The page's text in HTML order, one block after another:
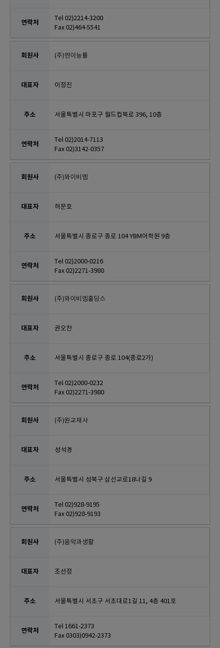
Tel 02)2214-3200
Fax 02)464-5541
(주)엔이능률
이정진
서울특별시 마포구 월드컵북로 396, 10층
Tel 02)2014-7113
Fax 02)3142-0357
(주)와이비엠
허문호
서울특별시 종로구 종로 104 YBM어학원 9층
Tel 02)2000-0216
Fax 02)2271-3980
(주)와이비엠홀딩스
권오찬
서울특별시 종로구 종로 104(종로2가)
Tel 02)2000-0232
Fax 02)2271-3980
(주)원교재사
성석경
서울특별시 성북구 삼선교로18나길 9
Tel 02)928-9195
Fax 02)928-9193
(주)음악과생활
조선정
서울특별시 서초구 서초대로1길 11, 4층 401호
Tel 1661-2373
Fax 0303)0942-2373